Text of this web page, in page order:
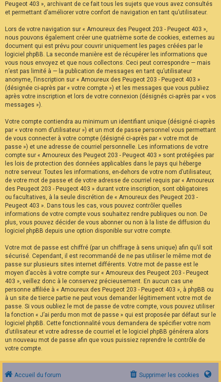
Peugeot 403 », archivant de ce fait tous les sujets que vous avez consultés
et permettant d’améliorer votre confort de navigation en tant qu’utilisateur.
Lors de votre navigation sur « Amoureux des Peugeot 203 - Peugeot 403 »,
nous pouvons également créer une quatrième sorte de cookies, externes au
document qui est prévu pour couvrir uniquement les pages créées par le
logiciel phpBB. La seconde manière est de récupérer les informations que
vous nous envoyez et que nous collectons. Ceci peut correspondre — mais
n’est pas limité à — la publication de messages en tant qu’utilisateur
anonyme, l’inscription sur « Amoureux des Peugeot 203 - Peugeot 403 »
(désignée ci-après par « votre compte ») et les messages que vous publiez
après votre inscription et lors de votre connexion (désignés ci-après par « vos
messages »).
Votre compte contiendra au minimum un identifiant unique (désigné ci-après
par « votre nom d’utilisateur ») et un mot de passe personnel vous permettant
de vous connecter à votre compte (désigné ci-après par « votre mot de
passe ») et une adresse de courriel personnelle. Les informations de votre
compte sur « Amoureux des Peugeot 203 - Peugeot 403 » sont protégées par
les lois de protection des données applicables dans le pays qui héberge
notre serveur. Toutes les informations, en-dehors de votre nom d’utilisateur,
de votre mot de passe et de votre adresse de courriel requis par « Amoureux
des Peugeot 203 - Peugeot 403 » durant votre inscription, sont obligatoires
ou facultatives, à la seule discrétion de « Amoureux des Peugeot 203 -
Peugeot 403 ». Dans tous les cas, vous pouvez contrôler quelles
informations de votre compte vous souhaitez rendre publiques ou non. De
plus, vous pouvez décider de vous abonner ou non à la liste de diffusion du
logiciel phpBB depuis une option disponible sur votre compte.
Votre mot de passe est chiffré (par un chiffrage à sens unique) afin qu’il soit
sécurisé. Cependant, il est recommandé de ne pas utiliser le même mot de
passe sur plusieurs sites internet différents. Votre mot de passe est le
moyen d’accès à votre compte sur « Amoureux des Peugeot 203 - Peugeot
403 », veillez donc à le conservez précieusement. En aucun cas une
personne affiliée à « Amoureux des Peugeot 203 - Peugeot 403 », à phpBB ou
à un site de tierce partie ne peut vous demander légitimement votre mot de
passe. Si vous oubliez le mot de passe de votre compte, vous pouvez utiliser
la fonction « J’ai perdu mon mot de passe » qui est proposée par défaut sur le
logiciel phpBB. Cette fonctionnalité vous demandera de spécifier votre nom
d’utilisateur et votre adresse de courriel et le logiciel phpBB générera alors
un nouveau mot de passe afin que vous puissiez reprendre le contrôle de
votre compte.
Accueil du forum Supprimer les cookies